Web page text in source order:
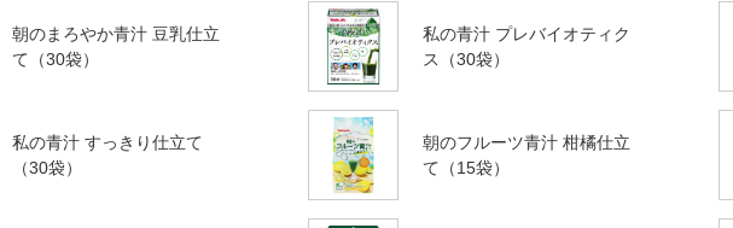
朝のまろやか青汁 豆乳仕立
て（30袋）
私の青汁 プレバイオティク
ス（30袋）
私の青汁 すっきり仕立て
（30袋）
朝のフルーツ青汁 柑橘仕立
て（15袋）